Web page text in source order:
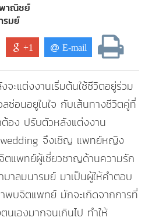
าณิชย์
รมย์
+1 E-mail
ะแต่งงานเริ่มต้นใช้ชีวิตอยู่ร่วม
ซ่อนอยูในใจ กับเส้นทางชีวิตคู่ที่
อง ปรับตัวหลังแต่งงาน
จึงเชิญ แพทย์หญิง
แพทย์ผู้เชี่ยวชาญด้านความรัก
บาลมนารมย์ มาเป็นผู้ให้คำตอบ
บจิตแพทย์ มักจะเกิดจากการที่
เองมากจนเกินไป ทำให้